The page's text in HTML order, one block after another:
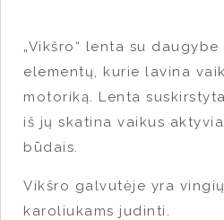
„Vikšro“ lenta su
elementų, kurie lavina
motoriką. Lenta
iš jų skatina vaikus
būdais.
Vikšro galvutėje yra
karoliukams judinti.